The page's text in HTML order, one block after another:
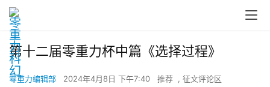
第十二届零重力杯中篇《选择过程》
零重力编辑部 2024年4月8日 下午7:40 推荐 , 征文评论区